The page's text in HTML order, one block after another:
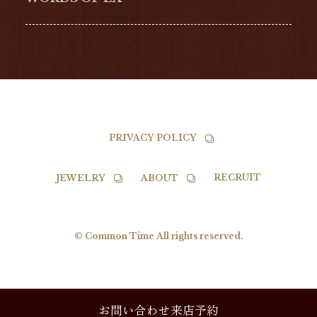
TISSOT
PRIVACY POLICY
© Common Time All rights reserved.
JEWELRY ABOUT RECRUIT
お問い合わせ来店予約